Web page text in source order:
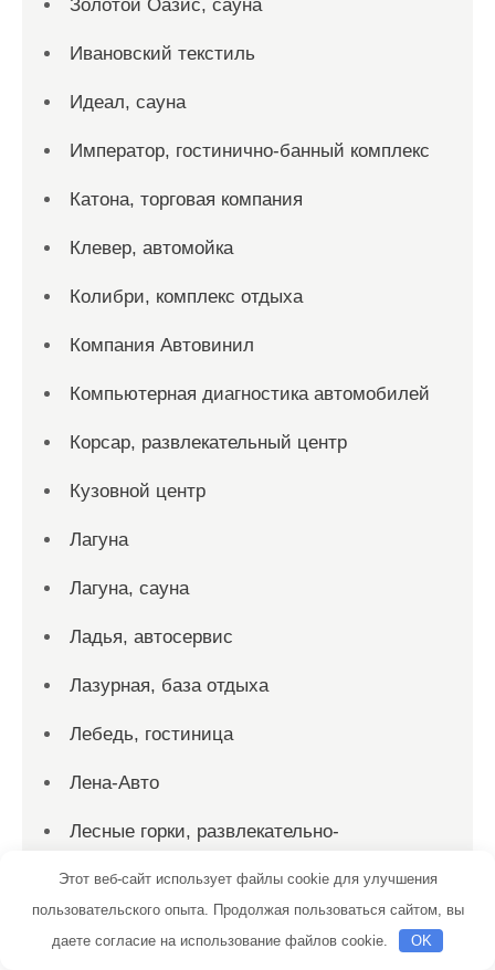
Золотой Оазис, сауна
Ивановский текстиль
Идеал, сауна
Император, гостинично-банный комплекс
Катона, торговая компания
Клевер, автомойка
Колибри, комплекс отдыха
Компания Автовинил
Компьютерная диагностика автомобилей
Корсар, развлекательный центр
Кузовной центр
Лагуна
Лагуна, сауна
Ладья, автосервис
Лазурная, база отдыха
Лебедь, гостиница
Лена-Авто
Лесные горки, развлекательно-
Лосиный остров, банный комплекс
Этот веб-сайт использует файлы cookie для улучшения
пользовательского опыта. Продолжая пользоваться сайтом, вы
даете согласие на использование файлов cookie.
OK